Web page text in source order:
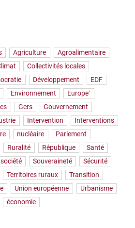
Agriculture
Agroalimentaire
Collectivités locales
Développement
EDF
Environnement
Europe`
Gers
Gouvernement
Intervention
Interventions
nucléaire
Parlement
Ruralité République
Santé
société Souveraineté
Sécurité
Territoires ruraux
Transition
Union européenne
Urbanisme
économie